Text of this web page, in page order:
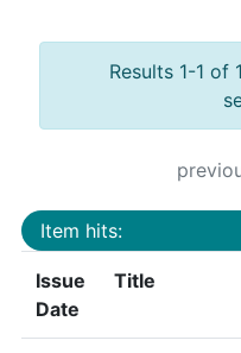
Results 1-1 of
Item hits:
Issue
Date
Title